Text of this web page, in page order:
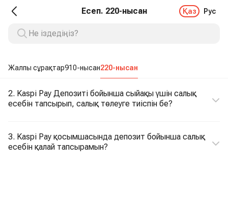
Есеп. 220-нысан Қаз Рус
Жалпы сұрақтар910-нысан220-нысан
2. Kaspi Pay Депозиті бойынша сыйақы үшін салық
есебін тапсырып, салық төлеуге тиіспін бе?
3. Kaspi Pay қосымшасында депозит бойынша салық
есебін қалай тапсырамын?